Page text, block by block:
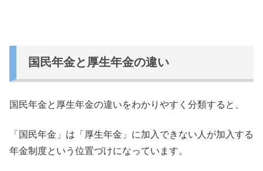
国民年金と厚生年金の違い
国民年金と厚生年金の違いをわかりやすく分類すると、
「国民年金」は「厚生年金」に加入できない人が加入する
年金制度という位置づけになっています。